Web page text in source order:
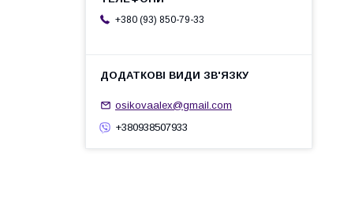
+380 (93) 850-79-33
osikovaalex@gmail.com
+380938507933